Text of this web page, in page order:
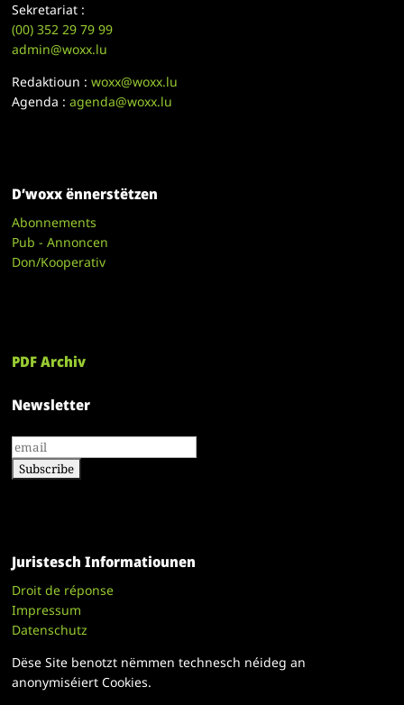
Sekretariat :
(00)352 29 79 99
admin@woxx.lu
Redaktioun :woxx@woxx.lu
Agenda :agenda@woxx.lu
D’woxx ënnerstëtzen
Abonnements
Pub - Annoncen
Don/Kooperativ
PDF Archiv
Newsletter
Juristesch Informatiounen
Droit de réponse
Impressum
Datenschutz
Dëse Site benotzt nëmmen technesch néideg an
anonymiséiert Cookies.